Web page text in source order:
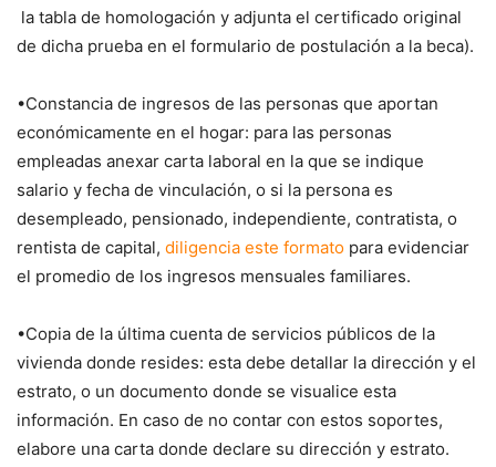
la tabla de homologación y adjunta el certificado original
de dicha prueba en el formulario de postulación a la beca).
•Constancia de ingresos de las personas que aportan
económicamente en el hogar: para las personas
empleadas anexar carta laboral en la que se indique
salario y fecha de vinculación, o si la persona es
desempleado, pensionado, independiente, contratista, o
rentista de capital, dilig​encia este format​o ​para evidenciar
el promedio de los ingresos mensuales familiares.
•Copia de la última cuenta de servicios públicos de la
vivienda donde resides: esta debe detallar la dirección y el
estrato, o un documento donde se visualice esta
información. En caso de no contar con estos soportes,
elabore una carta donde declare su dirección y estrato.